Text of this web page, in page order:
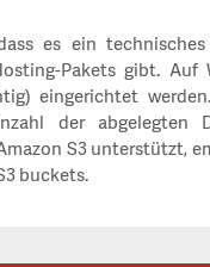
es ein
Pakets gibt. Auf
eingerichtet
der
S3 unterstützt,
buckets.